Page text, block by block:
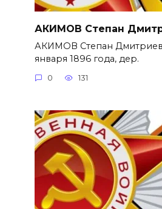
АКИМОВ Степан
АКИМОВ Степан
января 1896 года, дер.
0 131